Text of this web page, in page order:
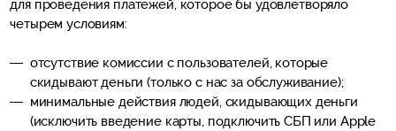
для проведения платежей, которое бы удовлетворяло
четырем условиям:
отсутствие комиссии с пользователей, которые
скидывают деньги (только с нас за обслуживание);
минимальные действия людей, скидывающих деньги
(исключить введение карты, подключить СБП или Apple